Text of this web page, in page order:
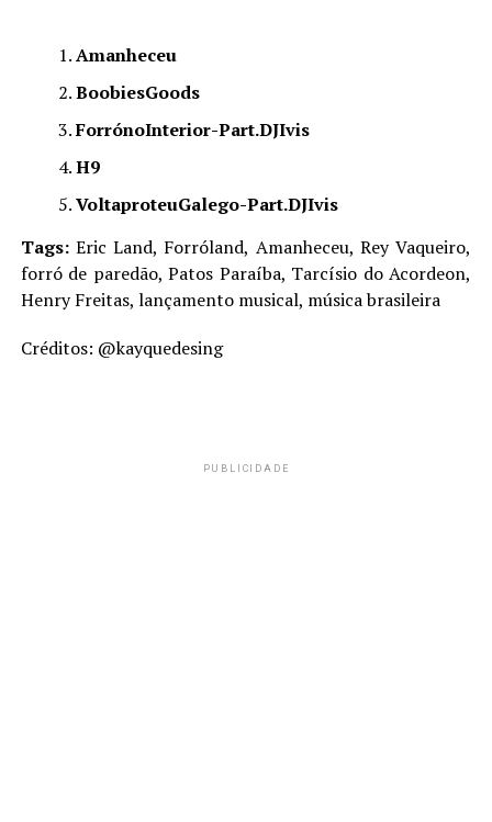
Amanheceu
BoobiesGoods
ForrónoInterior-Part.DJIvis
H9
VoltaproteuGalego-Part.DJIvis
Tags:Eric Land, Forróland, Amanheceu, Rey Vaqueiro,
forró de paredão, Patos Paraíba, Tarcísio do Acordeon,
Henry Freitas, lançamento musical, música brasileira
Créditos: @kayquedesing
PUBLICIDADE